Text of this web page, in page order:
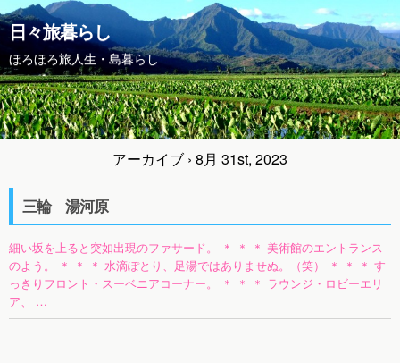
日々旅暮らし
ほろほろ旅人生・島暮らし
アーカイブ › 8月 31st, 2023
三輪 湯河原
細い坂を上ると突如出現のファサード。 ＊ ＊ ＊ 美術館のエントランス
のよう。 ＊ ＊ ＊ 水滴ぽとり、足湯ではありませぬ。（笑） ＊ ＊ ＊ す
っきりフロント・スーベニアコーナー。 ＊ ＊ ＊ ラウンジ・ロビーエリ
ア、 …